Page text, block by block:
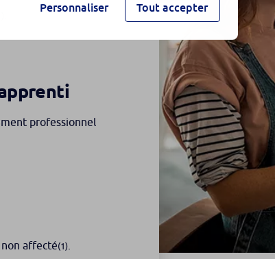
professionnel
non affecté(1)
Personnaliser Tout accepter